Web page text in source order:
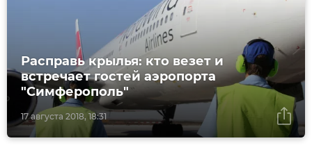
17 августа 2018, 18:31
Расправь крылья: кто везет и
встречает гостей аэропорта
"Симферополь"